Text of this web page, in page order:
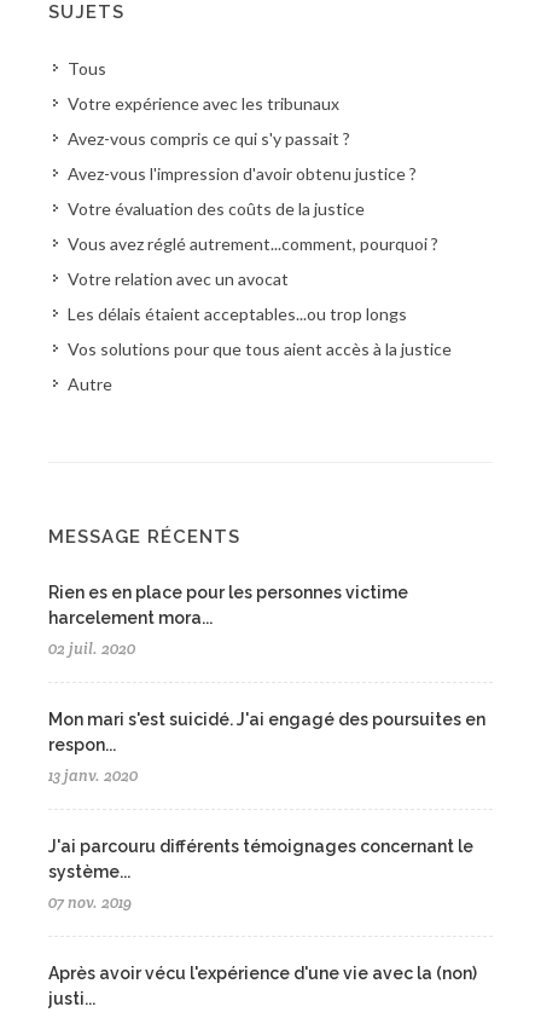
SUJETS
Tous
Votre expérience avec les tribunaux
Avez-vous compris ce qui s'y passait ?
Avez-vous l'impression d'avoir obtenu justice ?
Votre évaluation des coûts de la justice
Vous avez réglé autrement...comment, pourquoi ?
Votre relation avec un avocat
Les délais étaient acceptables...ou trop longs
Vos solutions pour que tous aient accès à la justice
Autre
MESSAGE RÉCENTS
Rien es en place pour les personnes victime
harcelement mora...
02 juil. 2020
Mon mari s'est suicidé. J'ai engagé des poursuites en
respon...
13 janv. 2020
J'ai parcouru différents témoignages concernant le
système...
07 nov. 2019
Après avoir vécu l'expérience d'une vie avec la (non)
justi...